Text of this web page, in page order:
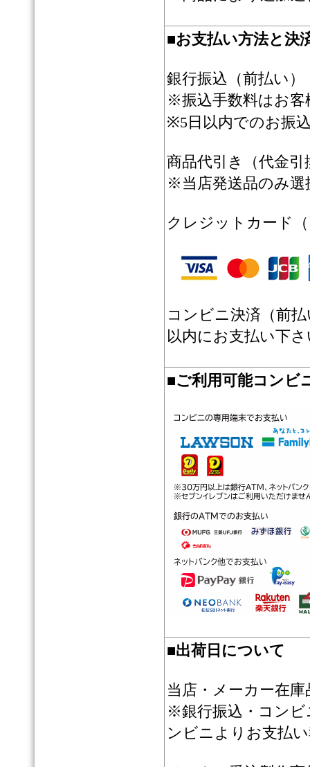
■お支払い方法と決
銀行振込（前払い）
※振込手数料はお
※5日以内でのお振
商品代引き（代金
※当店発送品のみ選
クレジットカード
コンビニ決済（前
以内にお支払い下
■ご利用可能コンビ
■出荷日について
当店・メーカー在庫
※銀行振込・コンビ
ンビニよりお支払